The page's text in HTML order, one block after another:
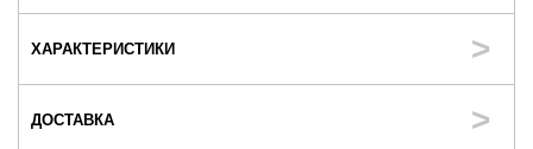
ХАРАКТЕРИСТИКИ
ДОСТАВКА